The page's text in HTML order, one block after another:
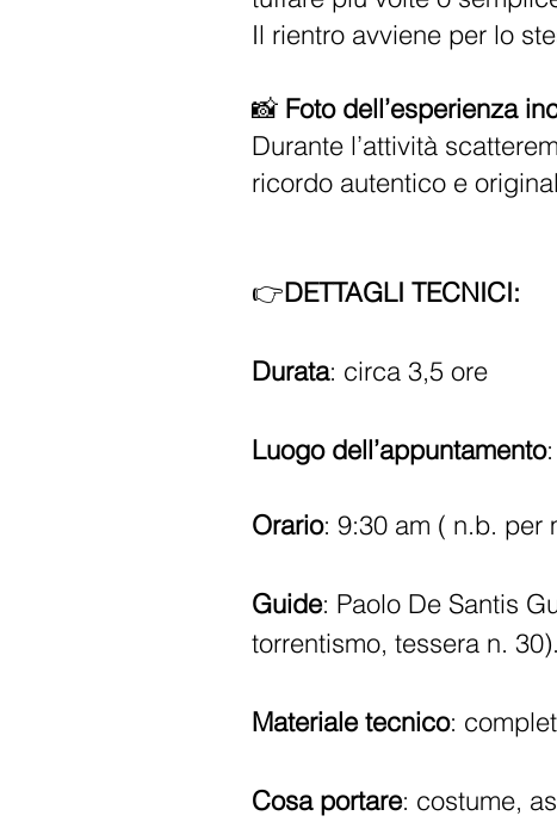
Il rientro avviene per lo
📸 Foto dell’esperienza
Durante l’attività
ricordo autentico e
👉DETTAGLI TECNICI:
Durata: circa 3,5 ore
Luogo dell’appuntamento:
Orario: 9:30 am ( n.b. per
Guide: Paolo De Santis
torrentismo, tessera n. 30).
Materiale tecnico:
Cosa portare: costume,